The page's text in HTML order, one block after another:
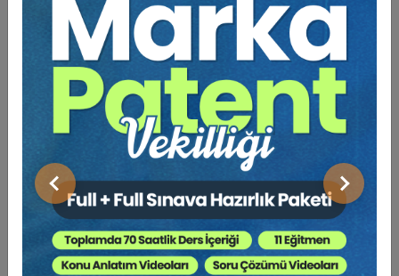
Önceki Sonraki
BENZER VIDEO EĞITIMLER
Video Eğitim Abonesi Ol: Sadece 5490 TL / Yıllık
Hukuk Eğitim